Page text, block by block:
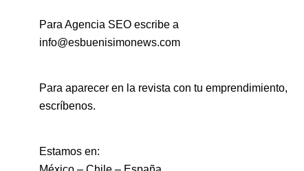
Para Agencia SEO escribe a
info@esbuenisimonews.com
Para aparecer en la revista con tu emprendimiento,
escríbenos.
Estamos en: